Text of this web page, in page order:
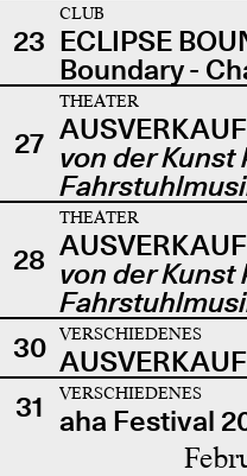
23
CLUB
ECLIPSE
Boundary -
27
THEATER
von der Kunst
28
THEATER
von der Kunst
30
VERSCHIEDENES
31
VERSCHIEDENES
aha Festival